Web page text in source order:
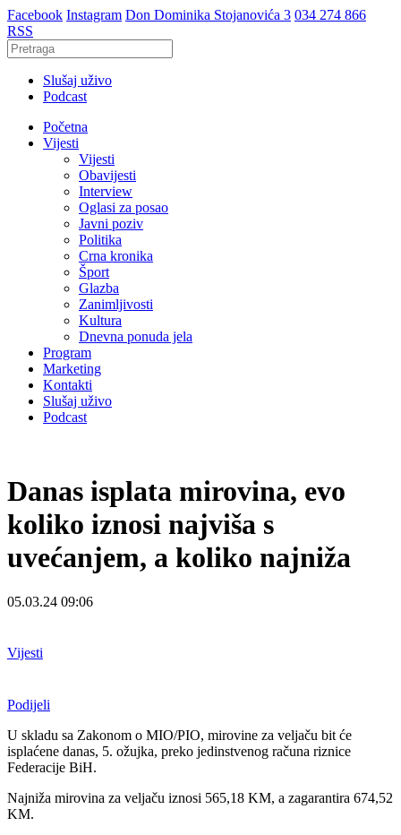
Facebook Instagram Don Dominika Stojanovića 3 034 274 866
RSS
Slušaj uživo
Podcast
Početna
Vijesti
Vijesti
Obavijesti
Interview
Oglasi za posao
Javni poziv
Politika
Crna kronika
Šport
Glazba
Zanimljivosti
Kultura
Dnevna ponuda jela
Program
Marketing
Kontakti
Slušaj uživo
Podcast
Danas isplata mirovina, evo
koliko iznosi najviša s
uvećanjem, a koliko najniža
05.03.24 09:06
Vijesti
Podijeli
U skladu sa Zakonom o MIO/PIO, mirovine za veljaču bit će
isplaćene danas, 5. ožujka, preko jedinstvenog računa riznice
Federacije BiH.
Najniža mirovina za veljaču iznosi 565,18 KM, a zagarantira 674,52
KM.